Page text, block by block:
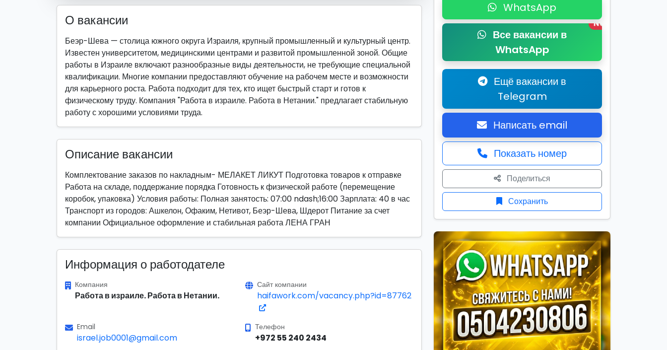
О вакансии
Беэр-Шева — столица южного округа Израиля, крупный промышленный и культурный центр.
Известен университетом, медицинскими центрами и развитой промышленной зоной. Общие
работы в Израиле включают разнообразные виды деятельности, не требующие специальной
квалификации. Многие компании предоставляют обучение на рабочем месте и возможности
для карьерного роста. Работа подходит для тех, кто ищет быстрый старт и готов к
физическому труду. Компания "Работа в израиле. Работа в Нетании." предлагает стабильную
работу с хорошими условиями труда.
Описание вакансии
Комплектование заказов по накладным- МЕЛАКЕТ ЛИКУТ Подготовка товаров к отправке
Работа на складе, поддержание порядка Готовность к физической работе (перемещение
коробок, упаковка) Условия работы: Полная занятость: 07:00 ndash;16:00 Зарплата: 40 в час
Транспорт из городов: Ашкелон, Офаким, Нетивот, Беэр-Шева, Шдерот Питание за счет
компании Официальное оформление и стабильная работа ЛЕНА ГРАН
Информация о работодателе
Компания
Работа в израиле. Работа в Нетании.
Сайт компании
haifawork.com/vacancy.php?id=87762
Email
israel.job0001@gmail.com
Телефон
+972 55 240 2434
WhatsApp
Все вакансии в
WhatsApp
New
Ещё вакансии в
Telegram
Написать email
Показать номер
Поделиться
Сохранить